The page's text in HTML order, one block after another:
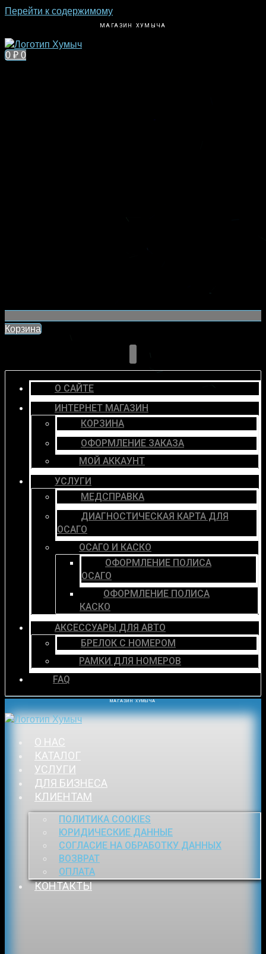
Перейти к содержимому
МАГАЗИН ХУМЫЧА
0 ₽ 0
Корзина
О САЙТЕ
ИНТЕРНЕТ МАГАЗИН
КОРЗИНА
ОФОРМЛЕНИЕ ЗАКАЗА
МОЙ АККАУНТ
УСЛУГИ
МЕДСПРАВКА
ДИАГНОСТИЧЕСКАЯ КАРТА ДЛЯ
ОСАГО
ОСАГО И КАСКО
ОФОРМЛЕНИЕ ПОЛИСА
ОСАГО
ОФОРМЛЕНИЕ ПОЛИСА
КАСКО
АКСЕССУАРЫ ДЛЯ АВТО
БРЕЛОК С НОМЕРОМ
РАМКИ ДЛЯ НОМЕРОВ
FAQ
МАГАЗИН ХУМЫЧА
О НАС
КАТАЛОГ
УСЛУГИ
ДЛЯ БИЗНЕСА
КЛИЕНТАМ
ПОЛИТИКА COOKIES
ЮРИДИЧЕСКИЕ ДАННЫЕ
СОГЛАСИЕ НА ОБРАБОТКУ ДАННЫХ
ВОЗВРАТ
ОПЛАТА
КОНТАКТЫ